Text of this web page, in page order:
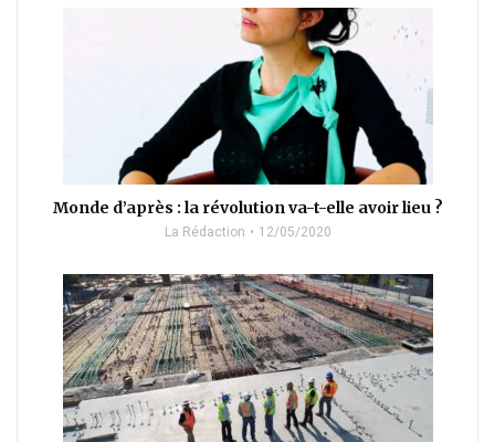
Monde d’après : la révolution va-t-elle avoir lieu ?
La Rédaction 12/05/2020